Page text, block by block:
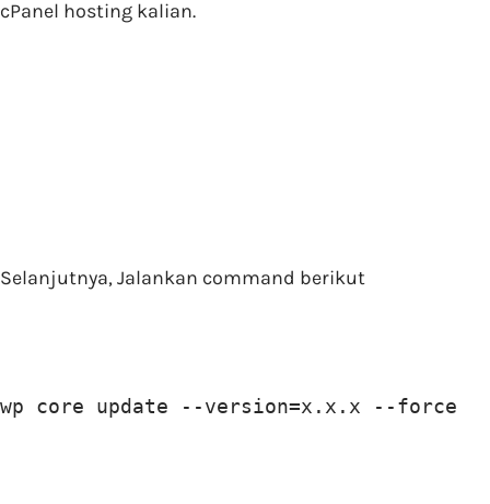
cPanel hosting kalian.
Selanjutnya, Jalankan command berikut
wp core update --version=x.x.x --force